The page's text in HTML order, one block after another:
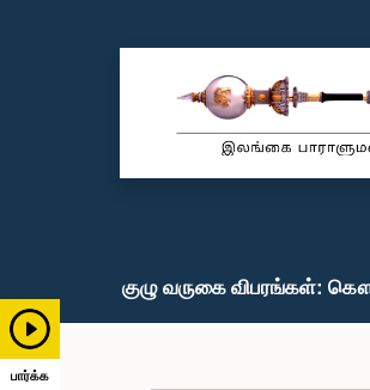
பார்க்க
குழு வருகை விபரங்கள்: